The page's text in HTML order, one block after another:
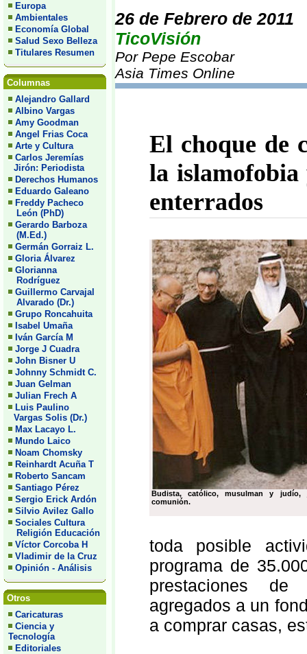
Europa
Ambientales
Economía Global
Salud Sexo Belleza
Titulares Resumen
Columnas
Alejandro Gallard
Albino Vargas
Amy Goodman
Angel Frias Coca
Arte y Cultura
Carlos Jeremías
Jirón: Periodista
Derechos Humanos
Eduardo Galeano
Freddy Pacheco
León (PhD)
Gerardo Barboza
(M.Ed.)
Germán Gorraiz L.
Gloria Álvarez
Glorianna
Rodríguez
Guillermo Carvajal
Alvarado (Dr.)
Grupo Roncahuita
Isabel Umaña
Iván García M
Jorge J Cuadra
John Bisner U
Johnny Schmidt C.
Juan Gelman
Julian Frech A
Luis Paulino
Vargas Solis (Dr.)
Max Lacayo L.
Mundo Laico
Noam Chomsky
Reinhardt Acuña T
Roberto Sancam
Santiago Pérez
Sergio Erick Ardón
Silvio Avilez Gallo
Sociales Cultura
Religión Educación
Víctor Corcoba H
Vladimir de la Cruz
Opinión - Análisis
Otros
Caricaturas
Ciencia y
Tecnología
Editoriales
26 de Febrero de 2011
TicoVisión
Por Pepe Escobar
Asia Times Online
El choque de
la islamofobia
enterrados
Budista, católico, musulman y judío,
comunión.
toda posible
programa de
prestaciones de
agregados a un
a comprar casas,